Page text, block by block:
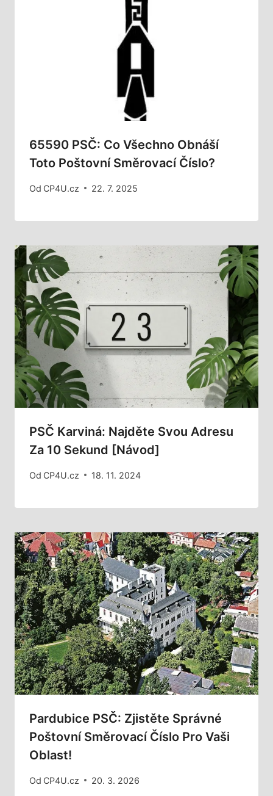
65590 PSČ: Co Všechno Obnáší
Toto Poštovní Směrovací Číslo?
Od CP4U.cz 22. 7. 2025
PSČ Karviná: Najděte Svou Adresu
Za 10 Sekund [Návod]
Od CP4U.cz 18. 11. 2024
Pardubice PSČ: Zjistěte Správné
Poštovní Směrovací Číslo Pro Vaši
Oblast!
Od CP4U.cz 20. 3. 2026